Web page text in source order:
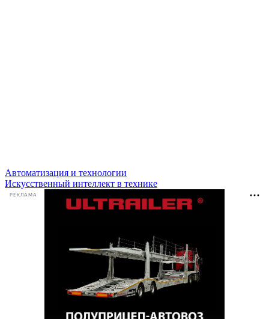
Автоматизация и технологии
Искусственный интеллект в технике
РЕКЛАМА